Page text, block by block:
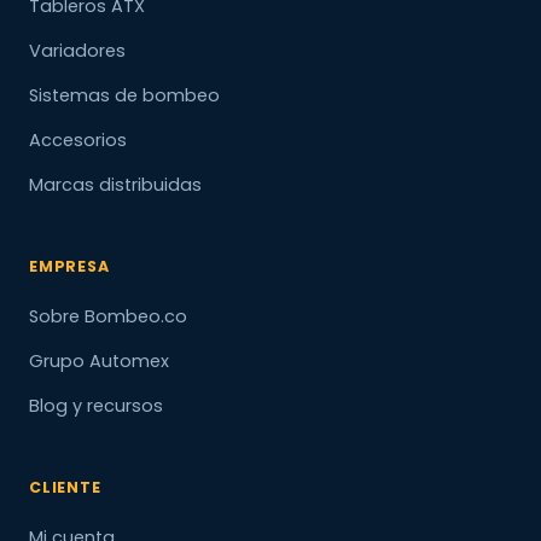
Tableros ATX
Variadores
Sistemas de bombeo
Accesorios
Marcas distribuidas
EMPRESA
Sobre Bombeo.co
Grupo Automex
Blog y recursos
CLIENTE